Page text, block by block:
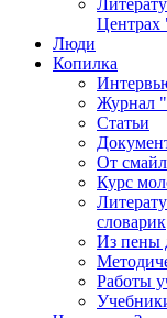
Центрах
Люди
Копилка
Журнал
Статьи
От
Курс
словарик
Из пены
Работы